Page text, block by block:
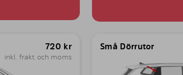
720 kr
inkl. frakt och moms
Små Dörrutor